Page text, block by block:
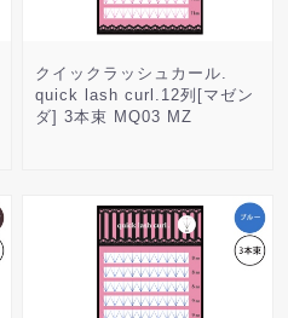
クイックラッシュカール.
quick lash curl.12列[マゼン
ダ] 3本束 MQ03 MZ